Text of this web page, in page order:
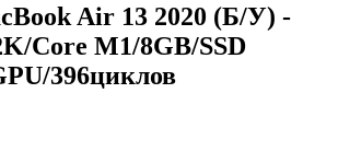
Air 13 2020 (Б/У) -
Core M1/8GB/SSD
396циклов